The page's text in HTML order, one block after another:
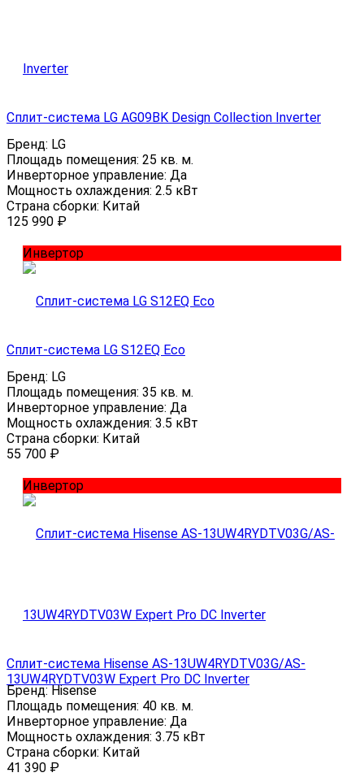
Сплит-система LG AG09BK Design Collection Inverter
Бренд: LG
Площадь помещения: 25 кв. м.
Инверторное управление: Да
Мощность охлаждения: 2.5 кВт
Страна сборки: Китай
125 990 ₽
Инвертор
Сплит-система LG S12EQ Eco
Бренд: LG
Площадь помещения: 35 кв. м.
Инверторное управление: Да
Мощность охлаждения: 3.5 кВт
Страна сборки: Китай
55 700 ₽
Инвертор
Сплит-система Hisense AS-13UW4RYDTV03G/AS-
13UW4RYDTV03W Expert Pro DC Inverter
Бренд: Hisense
Площадь помещения: 40 кв. м.
Инверторное управление: Да
Мощность охлаждения: 3.75 кВт
Страна сборки: Китай
41 390 ₽